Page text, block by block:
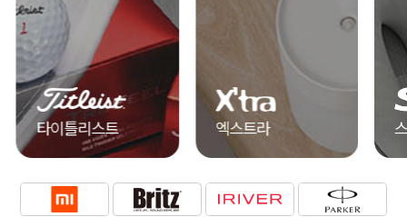
엑스트라 스카이